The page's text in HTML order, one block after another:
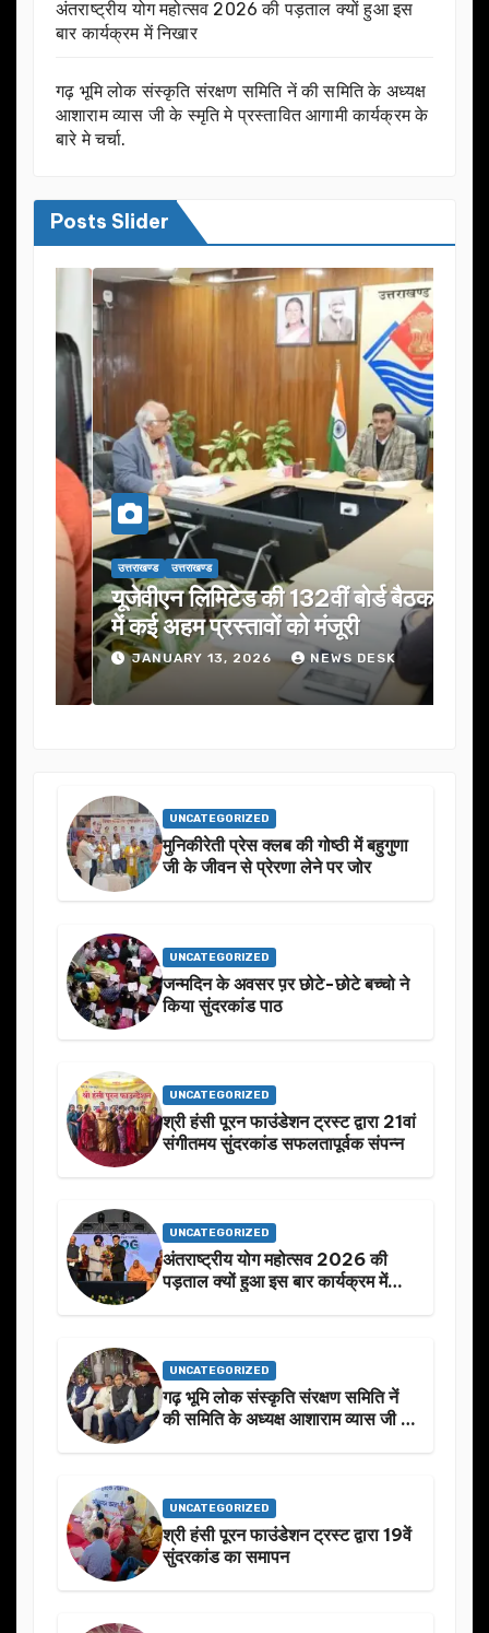
अंतराष्ट्रीय योग महोत्सव 2026 की पड़ताल क्यों हुआ इस
बार कार्यक्रम में निखार
गढ़ भूमि लोक संस्कृति संरक्षण समिति नें की समिति के अध्यक्ष
आशाराम व्यास जी के स्मृति मे प्रस्तावित आगामी कार्यक्रम के
बारे मे चर्चा.
Posts Slider
उत्तराखण्ड उत्तराखण्ड
यूजेवीएन लिमिटेड की 132वीं बोर्ड बैठक
में कई अहम प्रस्तावों को मंजूरी
JANUARY 13, 2026 NEWS DESK
UNCATEGORIZED
मुनिकीरेती प्रेस क्लब की गोष्ठी में बहुगुणा
जी के जीवन से प्रेरणा लेने पर जोर
UNCATEGORIZED
जन्मदिन के अवसर प़र छोटे-छोटे बच्चो ने
किया सुंदरकांड पाठ
UNCATEGORIZED
श्री हंसी पूरन फाउंडेशन ट्रस्ट द्वारा 21वां
संगीतमय सुंदरकांड सफलतापूर्वक संपन्न
UNCATEGORIZED
अंतराष्ट्रीय योग महोत्सव 2026 की
पड़ताल क्यों हुआ इस बार कार्यक्रम में
UNCATEGORIZED
गढ़ भूमि लोक संस्कृति संरक्षण समिति नें
की समिति के अध्यक्ष आशाराम व्यास जी के
UNCATEGORIZED
श्री हंसी पूरन फाउंडेशन ट्रस्ट द्वारा 19वें
सुंदरकांड का समापन